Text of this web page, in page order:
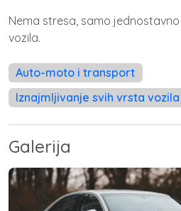
Nema stresa, samo
vozila.
Auto-moto i transport
Iznajmljivanje svih vrsta vozila
Galerija